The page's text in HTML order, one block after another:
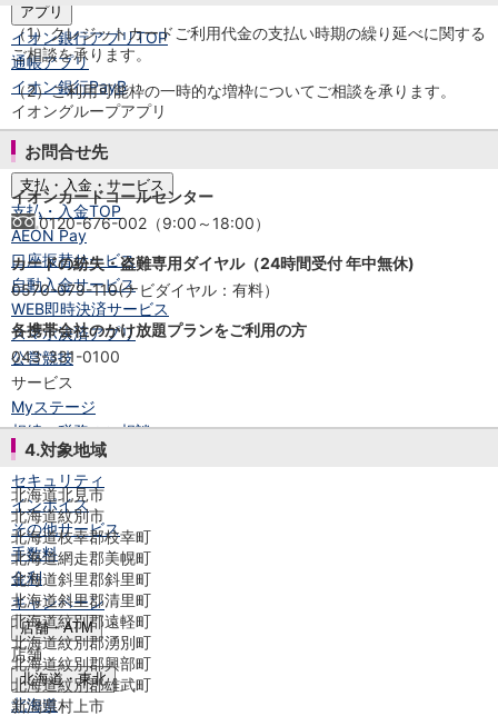
アプリ
イオン銀行アプリTOP
通帳アプリ
イオン銀行PayB
イオングループアプリ
iAEON
AEON Pay
支払・入金・サービス
支払・入金TOP
AEON Pay
口座振替サービス
自動入金サービス
WEB即時決済サービス
スマホ決済アプリ
公営競技
サービス
Myステージ
相続・税務のご相談
電子マネーWAON
セキュリティ
インボイス
その他サービス
手数料
金利
キャンペーン
店舗・ATM
店舗
北海道・東北
北海道
（1）クレジットカードご利用代金の支払い時期の繰り延べに関する
ご相談を承ります。
（2）ご利用可能枠の一時的な増枠についてご相談を承ります。
お問合せ先
イオンカードコールセンター
0120-676-002（9:00～18:00）
カードの紛失・盗難専用ダイヤル（24時間受付 年中無休)
0570-079-110(ナビダイヤル：有料）
各携帯会社のかけ放題プランをご利用の方
043-331-0100
4.対象地域
北海道北見市
北海道紋別市
北海道枝幸郡枝幸町
北海道網走郡美幌町
北海道斜里郡斜里町
北海道斜里郡清里町
北海道紋別郡遠軽町
北海道紋別郡湧別町
北海道紋別郡興部町
北海道紋別郡雄武町
新潟県村上市